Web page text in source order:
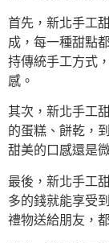
首先，新北手工
成，每一種甜點
持傳統手工方式
感。
其次，新北手工
的蛋糕、餅乾，
甜美的口感還是
最後，新北手工
多的錢就能享受
禮物送給朋友，